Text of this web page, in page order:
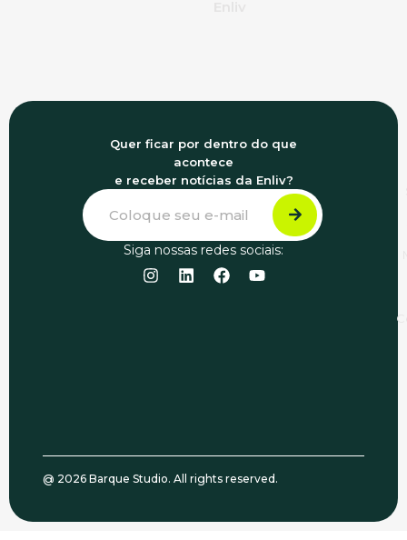
Quer ficar por dentro do que
acontece
e receber notícias da Enliv?
Siga nossas redes sociais:
@ 2026 Barque Studio. All rights reserved.